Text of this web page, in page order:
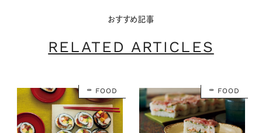
おすすめ記事
RELATED ARTICLES
FOOD FOOD